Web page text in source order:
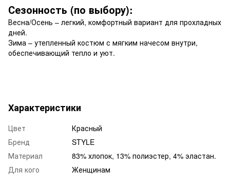
Сезонность (по выбору):
Весна/Осень – легкий, комфортный вариант для прохладных
дней.
Зима – утепленный костюм с мягким начесом внутри,
обеспечивающий тепло и уют.
Характеристики
Цвет
Красный
Бренд
STYLE
Материал
83% хлопок, 13% полиэстер, 4% эластан.
Для кого
Женщинам